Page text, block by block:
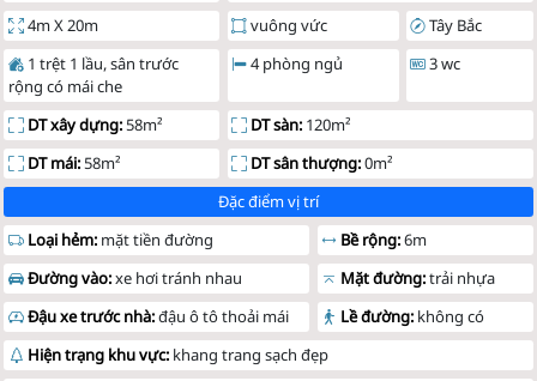
4m X 20m
vuông vức
Tây Bắc
1 trệt 1 lầu, sân trước
rộng có mái che
4 phòng ngủ 3 wc
DT xây dựng:58m² DT sàn: 120m²
DT mái:58m² DT sân thượng:0m²
Đặc điểm vị trí
Loại hẻm: mặt tiền đường Bề rộng:6m
Đường vào:xe hơi tránh nhau Mặt đường:trải nhựa
Đậu xe trước nhà:đậu ô tô thoải mái Lề đường: không có
Hiện trạng khu vực: khang trang sạch đẹp